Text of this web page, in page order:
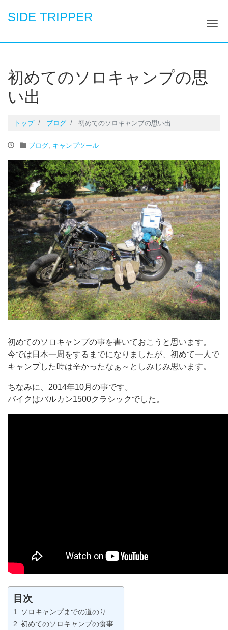
SIDE TRIPPER
ナ
初めてのソロキャンプの思
い出
トップ ブログ 初めてのソロキャンプの思い出
ブログ, キャンプツール
初めてのソロキャンプの事を書いておこうと思います。
今では日本一周をするまでになりましたが、初めて一人で
キャンプした時は辛かったなぁ～としみじみ思います。
ちなみに、2014年10月の事です。
バイクはバルカン1500クラシックでした。
目次
ソロキャンプまでの道のり
初めてのソロキャンプの食事